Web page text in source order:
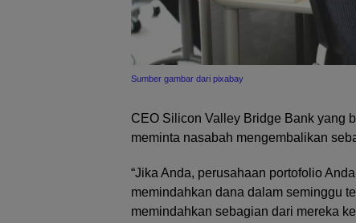
Sumber gambar dari pixabay
CEO Silicon Valley Bridge Bank yang
meminta nasabah mengembalikan
“Jika Anda, perusahaan portofolio
memindahkan dana dalam seminggu
memindahkan sebagian dari mereka